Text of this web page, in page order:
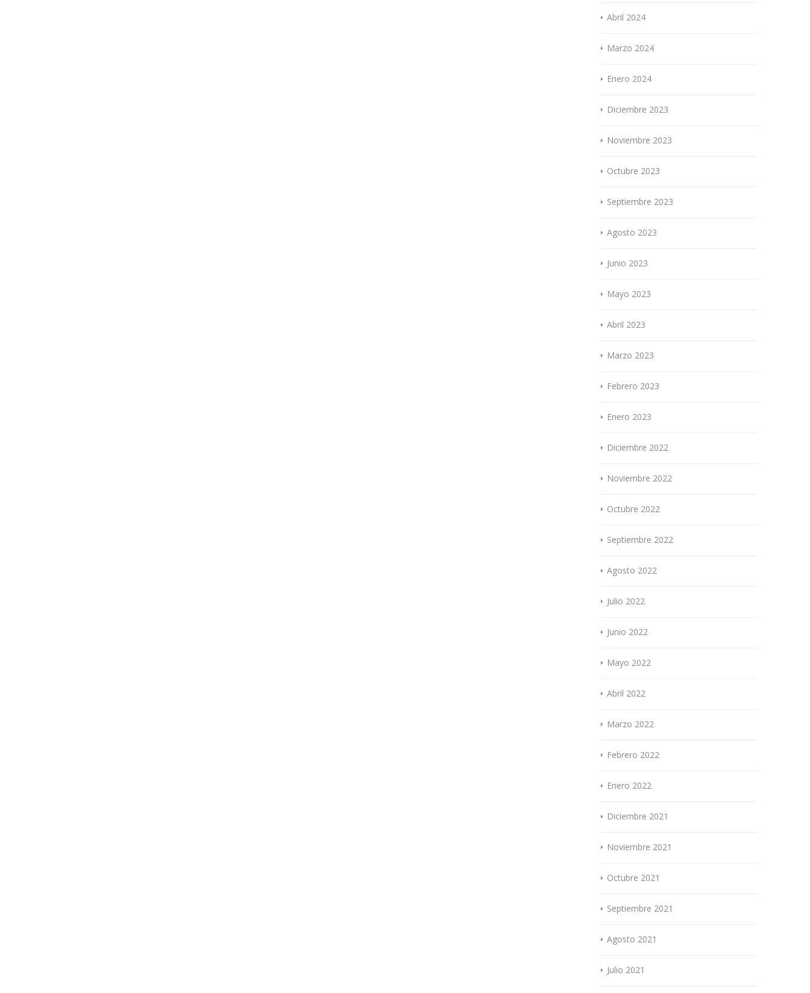
Abril 2024
Marzo 2024
Enero 2024
Diciembre 2023
Noviembre 2023
Octubre 2023
Septiembre 2023
Agosto 2023
Junio 2023
Mayo 2023
Abril 2023
Marzo 2023
Febrero 2023
Enero 2023
Diciembre 2022
Noviembre 2022
Octubre 2022
Septiembre 2022
Agosto 2022
Julio 2022
Junio 2022
Mayo 2022
Abril 2022
Marzo 2022
Febrero 2022
Enero 2022
Diciembre 2021
Noviembre 2021
Octubre 2021
Septiembre 2021
Agosto 2021
Julio 2021